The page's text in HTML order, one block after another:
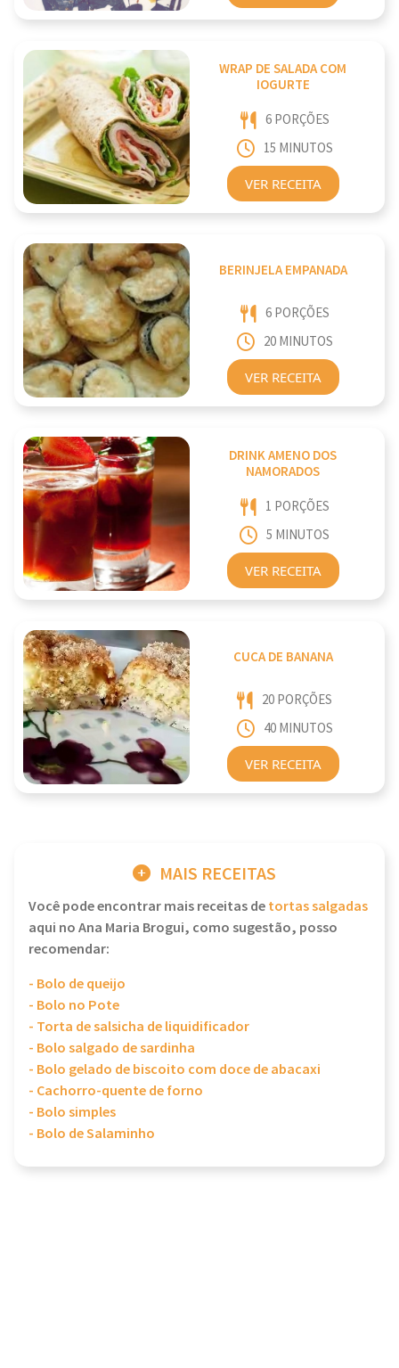
WRAP DE SALADA COM
IOGURTE
6 PORÇÕES
15 MINUTOS
VER RECEITA
BERINJELA EMPANADA
6 PORÇÕES
20 MINUTOS
VER RECEITA
DRINK AMENO DOS
NAMORADOS
1 PORÇÕES
5 MINUTOS
VER RECEITA
CUCA DE BANANA
20 PORÇÕES
40 MINUTOS
VER RECEITA
MAIS RECEITAS
Você pode encontrar mais receitas detortas salgadas
aqui no Ana Maria Brogui, como sugestão, posso
recomendar:
- Bolo de queijo
- Bolo no Pote
- Torta de salsicha de liquidificador
- Bolo salgado de sardinha
- Bolo gelado de biscoito com doce de abacaxi
- Cachorro-quente de forno
- Bolo simples
- Bolo de Salaminho